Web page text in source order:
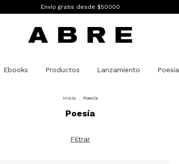
Envío gratis desde $50000
Ebooks Productos Lanzamiento Poesía
Inicio Poesía
Poesía
Filtrar